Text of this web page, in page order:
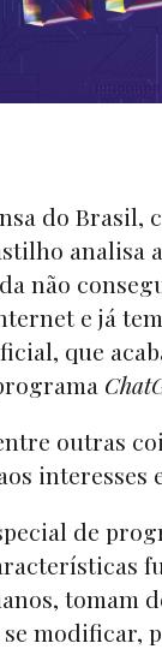
do Brasil,
analisa
não
e já
que
outras
interesses
de
tomam
modificar,